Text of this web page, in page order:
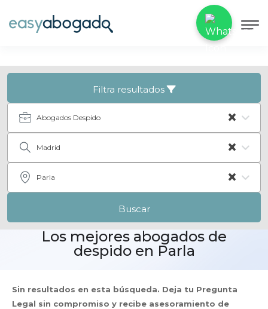
Filtra resultados
×
Abogados Despido
×
Madrid
×
Parla
Buscar
Los mejores abogados de
despido en Parla
Sin resultados en esta búsqueda. Deja tu Pregunta
Legal sin compromiso y recibe asesoramiento de